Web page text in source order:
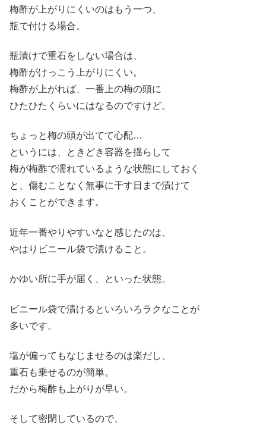
梅酢が上がりにくいのはもう一つ、
瓶で付ける場合。
瓶漬けで重石をしない場合は、
梅酢がけっこう上がりにくい。
梅酢が上がれば、一番上の梅の頭に
ひたひたくらいにはなるのですけど。
ちょっと梅の頭が出てて心配…
というには、ときどき容器を揺らして
梅が梅酢で濡れているような状態にしておく
と、傷むことなく無事に干す日まで漬けて
おくことができます。
近年一番やりやすいなと感じたのは、
やはりビニール袋で漬けること。
かゆい所に手が届く、といった状態。
ビニール袋で漬けるといろいろラクなことが
多いです。
塩が偏ってもなじませるのは楽だし、
重石も乗せるのが簡単。
だから梅酢も上がりが早い。
そして密閉しているので、